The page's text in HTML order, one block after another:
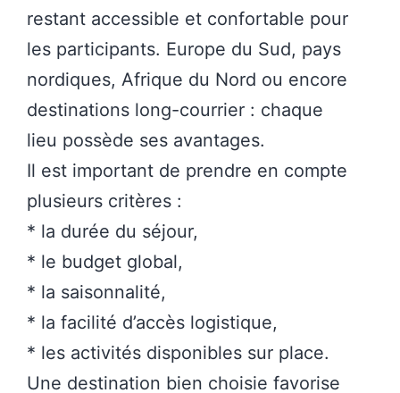
restant accessible et confortable pour
les participants. Europe du Sud, pays
nordiques, Afrique du Nord ou encore
destinations long-courrier : chaque
lieu possède ses avantages.
Il est important de prendre en compte
plusieurs critères :
* la durée du séjour,
* le budget global,
* la saisonnalité,
* la facilité d’accès logistique,
* les activités disponibles sur place.
Une destination bien choisie favorise